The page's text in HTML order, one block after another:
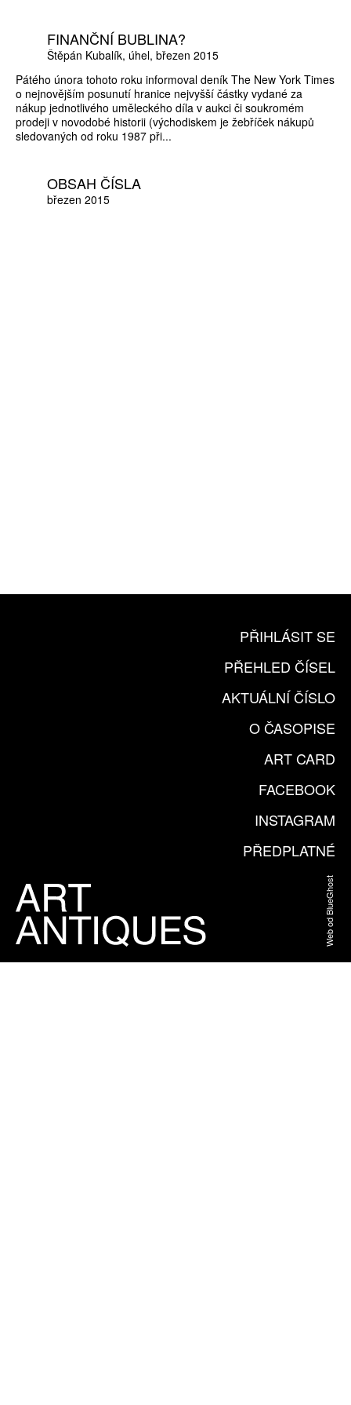
FINANČNÍ BUBLINA?
Štěpán Kubalík úhel březen 2015
Pátého února tohoto roku informoval deník The New York Times
o nejnovějším posunutí hranice nejvyšší částky vydané za
nákup jednotlivého uměleckého díla v aukci či soukromém
prodeji v novodobé historii (východiskem je žebříček nákupů
sledovaných od roku 1987 při...
OBSAH ČÍSLA
březen 2015
PŘIHLÁSIT SE
PŘEHLED ČÍSEL
AKTUÁLNÍ ČÍSLO
O ČASOPISE
ART CARD
FACEBOOK
INSTAGRAM
PŘEDPLATNÉ
Web od BlueGhost